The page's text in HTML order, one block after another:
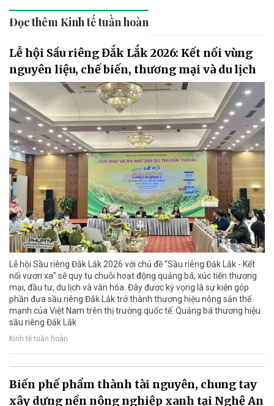
Đọc thêm Kinh tế tuần hoàn
Lễ hội Sầu riêng Đắk Lắk 2026: Kết nối vùng
nguyên liệu, chế biến, thương mại và du lịch
Lễ hội Sầu riêng Đắk Lắk 2026 với chủ đề “Sầu riêng Đắk Lắk - Kết
nối vươn xa” sẽ quy tụ chuỗi hoạt động quảng bá, xúc tiến thương
mại, đầu tư, du lịch và văn hóa. Đây được kỳ vọng là sự kiện góp
phần đưa sầu riêng Đắk Lắk trở thành thương hiệu nông sản thế
mạnh của Việt Nam trên thị trường quốc tế. Quảng bá thương hiệu
sầu riêng Đắk Lắk
Kinh tế tuần hoàn
Biến phế phẩm thành tài nguyên, chung tay
xây dựng nền nông nghiệp xanh tại Nghệ An